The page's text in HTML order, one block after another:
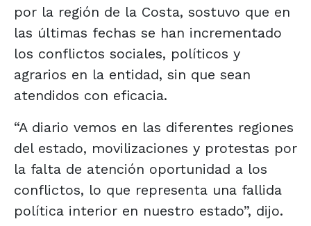
por la región de la Costa, sostuvo que en
las últimas fechas se han incrementado
los conflictos sociales, políticos y
agrarios en la entidad, sin que sean
atendidos con eficacia.
“A diario vemos en las diferentes regiones
del estado, movilizaciones y protestas por
la falta de atención oportunidad a los
conflictos, lo que representa una fallida
política interior en nuestro estado”, dijo.